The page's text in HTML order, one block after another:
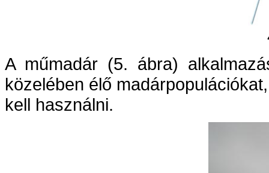
A műmadár (5. ábra)
közelében élő
kell használni.